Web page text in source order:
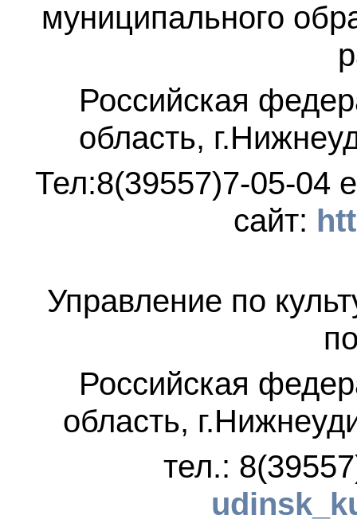
муниципального
Российская
область,
Тел:8(39557)7-05-04
сайт:
Управление по
Российская
область,
тел.: